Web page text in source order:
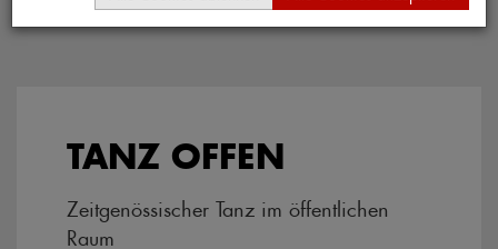
TANZ OFFEN
Zeitgenössischer Tanz im öffentlichen
Raum